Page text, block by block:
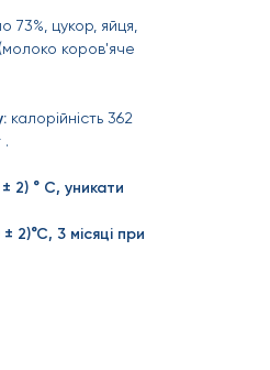
цукор, яйця,
коров'яче
калорійність 362
.
2) ° С, уникати
2)°С, 3 місяці при